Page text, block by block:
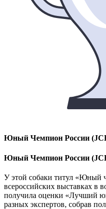
Юный Чемпион России
Юный Чемпион России
У этой собаки титул «Юный
всероссийских выставках в
получила оценки «Лучший
разных экспертов, собрав